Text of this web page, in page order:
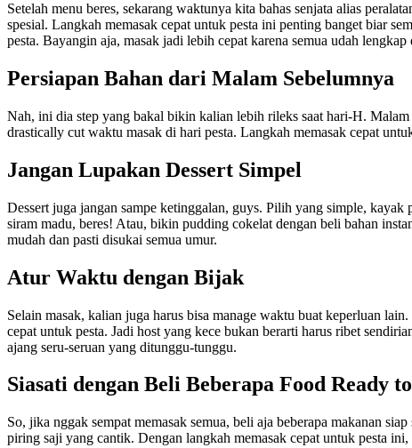
Setelah menu beres, sekarang waktunya kita bahas senjata alias
spesial. Langkah memasak cepat untuk pesta ini penting banget biar
pesta. Bayangin aja, masak jadi lebih cepat karena semua udah lengkap
Persiapan Bahan dari Malam Sebelumnya
Nah, ini dia step yang bakal bikin kalian lebih rileks saat hari-H.
drastically cut waktu masak di hari pesta. Langkah memasak cepat
Jangan Lupakan Dessert Simpel
Dessert juga jangan sampe ketinggalan, guys. Pilih yang simple,
siram madu, beres! Atau, bikin pudding cokelat dengan beli bahan
mudah dan pasti disukai semua umur.
Atur Waktu dengan Bijak
Selain masak, kalian juga harus bisa manage waktu buat keperluan
cepat untuk pesta. Jadi host yang kece bukan berarti harus ribet
ajang seru-seruan yang ditunggu-tunggu.
Siasati dengan Beli Beberapa Food Ready
So, jika nggak sempat memasak semua, beli aja beberapa makanan
piring saji yang cantik. Dengan langkah memasak cepat untuk pesta